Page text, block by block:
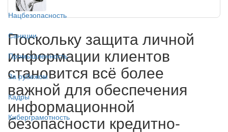
Нацбезопасность
Санкции
Промышленность
За рубежом
Кадры
Киберграмотность
Поскольку защита личной
информации клиентов
становится всё более
важной для обеспечения
информационной
безопасности кредитно-